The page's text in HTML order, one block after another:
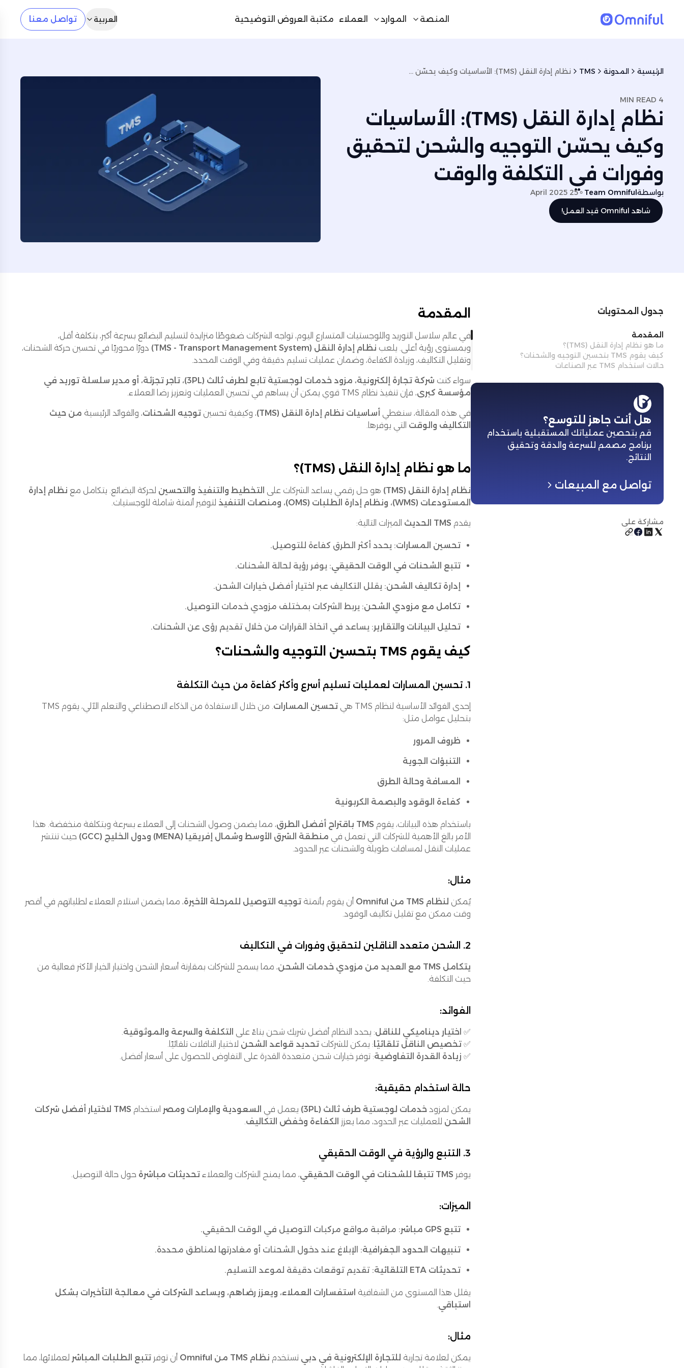
المنصة الموارد العملاء مكتبة العروض التوضيحية العربية تواصل معنا
الرئيسية المدونة TMS نظام إدارة النقل (TMS): الأساسيات وكيف يحسّن التوجيه والشحن لتحقيق وفورات في التكلفة والوقت
4 MIN READ
نظام إدارة النقل (TMS): الأساسيات
وكيف يحسّن التوجيه والشحن لتحقيق
وفورات في التكلفة والوقت
بواسطةTeam Omniful
25 April 2025
شاهد Omniful قيد العمل!
جدول المحتويات
المقدمة
ما هو نظام إدارة النقل (TMS)؟
كيف يقوم TMS بتحسين التوجيه والشحنات؟
حالات استخدام TMS عبر الصناعات
هل أنت جاهز للتوسع؟
قم بتحصين عملياتك المستقبلية باستخدام
برنامج مصمم للسرعة والدقة وتحقيق
النتائج.
تواصل مع المبيعات
مشاركة على
المقدمة
في عالم سلاسل التوريد واللوجستيات المتسارع اليوم، تواجه الشركات ضغوطًا متزايدة لتسليم البضائع بسرعة أكبر، بتكلفة أقل،
وبمستوى رؤية أعلى. يلعب نظام إدارة النقل (TMS - Transport Management System)
دورًا محوريًا في تحسين حركة الشحنات،
وتقليل التكاليف، وزيادة الكفاءة، وضمان عمليات تسليم دقيقة وفي الوقت المحدد.
سواء كنت
شركة تجارة إلكترونية، مزود خدمات لوجستية تابع لطرف ثالث (3PL)، تاجر تجزئة، أو مدير سلسلة توريد في
مؤسسة كبرى، فإن تنفيذ نظام TMS قوي يمكن أن يساهم في تحسين العمليات وتعزيز رضا العملاء.
في هذه المقالة، سنغطي أساسيات نظام إدارة النقل (TMS) ، وكيفية تحسينتوجيه الشحنات، والفوائد الرئيسية من حيث
التكاليف والوقت التي يوفرها.
ما هو نظام إدارة النقل (TMS)؟
نظام إدارة النقل (TMS) هو حل رقمي يساعد الشركات على التخطيط والتنفيذ والتحسين لحركة البضائع. يتكامل مع نظام إدارة
المستودعات (WMS)، ونظام إدارة الطلبات (OMS)، ومنصات التنفيذ
لتوفير أتمتة شاملة للوجستيات.
يقدم TMS الحديث الميزات التالية:
تحسين المسارات: يحدد أكثر الطرق كفاءة للتوصيل.
تتبع الشحنات في الوقت الحقيقي: يوفر رؤية لحالة الشحنات.
إدارة تكاليف الشحن: يقلل التكاليف عبر اختيار أفضل خيارات الشحن.
تكامل مع مزودي الشحن: يربط الشركات بمختلف مزودي خدمات التوصيل.
تحليل البيانات والتقارير: يساعد في اتخاذ القرارات من خلال تقديم رؤى عن الشحنات.
كيف يقوم TMS بتحسين التوجيه والشحنات؟
1. تحسين المسارات لعمليات تسليم أسرع وأكثر كفاءة من حيث التكلفة
إحدى الفوائد الأساسية لنظام TMS هي تحسين المسارات
. من خلال الاستفادة من الذكاء الاصطناعي والتعلم الآلي، يقوم TMS
بتحليل عوامل مثل:
ظروف المرور
التنبؤات الجوية
المسافة وحالة الطرق
كفاءة الوقود والبصمة الكربونية
باستخدام هذه البيانات، يقوم TMS باقتراح أفضل الطرق
، مما يضمن وصول الشحنات إلى العملاء بسرعة وبتكلفة منخفضة. هذا
الأمر بالغ الأهمية للشركات التي تعمل في منطقة الشرق الأوسط وشمال إفريقيا (MENA) ودول الخليج (GCC)
حيث تنتشر
عمليات النقل لمسافات طويلة والشحنات عبر الحدود.
مثال:
يُمكن لنظام TMS من Omniful أن يقوم بأتمتةتوجيه التوصيل للمرحلة الأخيرة، مما يضمن استلام العملاء لطلباتهم في أقصر
وقت ممكن مع تقليل تكاليف الوقود.
2. الشحن متعدد الناقلين لتحقيق وفورات في التكاليف
يتكامل TMS مع العديد من مزودي خدمات الشحن
، مما يسمح للشركات بمقارنة أسعار الشحن واختيار الخيار الأكثر فعالية من
حيث التكلفة.
الفوائد:
✅ اختيار ديناميكي للناقل: يحدد النظام أفضل شريك شحن بناءً على التكلفة والسرعة والموثوقية.
✅تخصيص الناقل تلقائيًا : يمكن للشركاتتحديد قواعد الشحن لاختيار الناقلات تلقائيًا.
✅ زيادة القدرة التفاوضية: توفر خيارات شحن متعددة القدرة على التفاوض للحصول على أسعار أفضل.
حالة استخدام حقيقية:
يمكن لمزودخدمات لوجستية طرف ثالث (3PL) يعمل في السعودية والإمارات ومصر استخدام
TMS لاختيار أفضل شركات
الشحن للعمليات عبر الحدود، مما يعزز الكفاءة وخفض التكاليف.
3. التتبع والرؤية في الوقت الحقيقي
يوفر TMS تتبعًا للشحنات في الوقت الحقيقي ، مما يمنح الشركات والعملاءتحديثات مباشرة حول حالة التوصيل.
الميزات:
تتبع GPS مباشر : مراقبة مواقع مركبات التوصيل في الوقت الحقيقي.
تنبيهات الحدود الجغرافية: الإبلاغ عند دخول الشحنات أو مغادرتها لمناطق محددة.
تحديثات ETA التلقائية : تقديم توقعات دقيقة لموعد التسليم.
يقلل هذا المستوى من الشفافية استفسارات العملاء، ويعزز رضاهم، ويساعد الشركات في معالجة التأخيرات بشكل
استباقي.
مثال:
يمكن لعلامة تجارية للتجارة الإلكترونية في دبي تستخدم نظام TMS من Omniful أن توفرتتبع الطلبات المباشر لعملائها، مما